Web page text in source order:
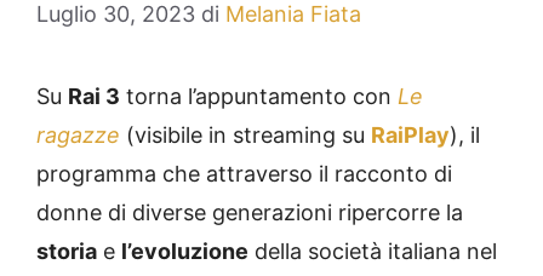
Luglio 30, 2023 di Melania Fiata
Su Rai 3 torna l’appuntamento con Le
ragazze (visibile in streaming su RaiPlay), il
programma che attraverso il racconto di
donne di diverse generazioni ripercorre la
storia e l’evoluzione della società italiana nel